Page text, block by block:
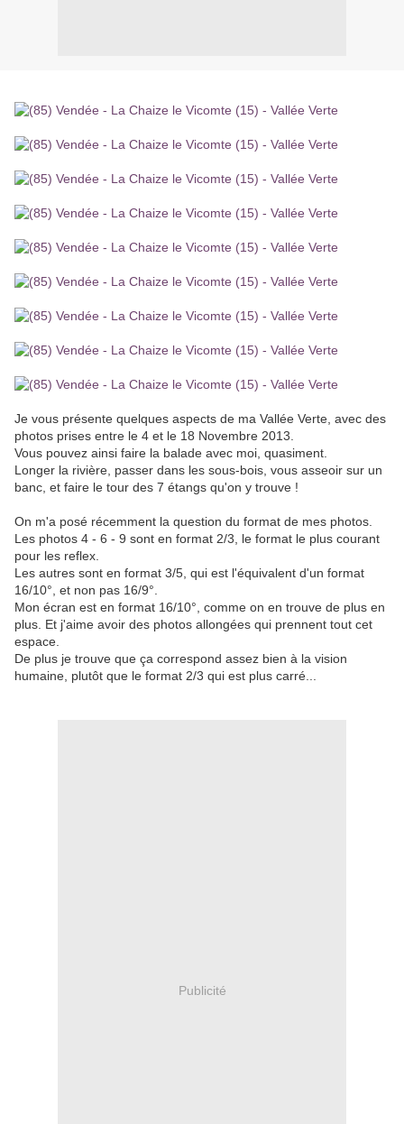
Je vous présente quelques aspects de ma Vallée Verte, avec des
photos prises entre le 4 et le 18 Novembre 2013.
Vous pouvez ainsi faire la balade avec moi, quasiment.
Longer la rivière, passer dans les sous-bois, vous asseoir sur un
banc, et faire le tour des 7 étangs qu'on y trouve !
On m'a posé récemment la question du format de mes photos.
Les photos 4 - 6 - 9 sont en format 2/3, le format le plus courant
pour les reflex.
Les autres sont en format 3/5, qui est l'équivalent d'un format
16/10°, et non pas 16/9°.
Mon écran est en format 16/10°, comme on en trouve de plus en
plus. Et j'aime avoir des photos allongées qui prennent tout cet
espace.
De plus je trouve que ça correspond assez bien à la vision
humaine, plutôt que le format 2/3 qui est plus carré...
Publicité